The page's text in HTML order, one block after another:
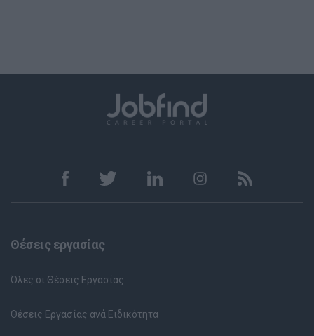
Θέσεις εργασίας
Όλες οι Θέσεις Εργασίας
Θέσεις Εργασίας ανά Ειδικότητα